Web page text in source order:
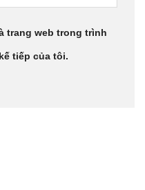
trang web trong trình
tiếp của tôi.